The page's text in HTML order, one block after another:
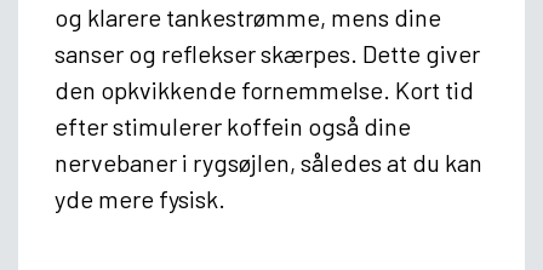
og klarere tankestrømme, mens dine
sanser og reflekser skærpes. Dette giver
den opkvikkende fornemmelse. Kort tid
efter stimulerer koffein også dine
nervebaner i rygsøjlen, således at du kan
yde mere fysisk.